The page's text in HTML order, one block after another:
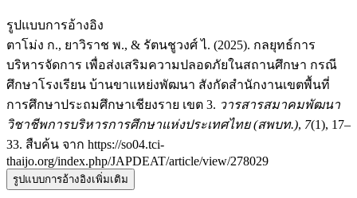
รูปแบบการอ้างอิง
ตาโม่ง ก., ยาวิราช พ., & รัตนชูวงศ์ ไ. (2025). กลยุทธ์การ
บริหารจัดการ เพื่อส่งเสริมความปลอดภัยในสถานศึกษา กรณี
ศึกษาโรงเรียน บ้านขาแหย่งพัฒนา สังกัดสำนักงานเขตพื้นที่
การศึกษาประถมศึกษาเชียงราย เขต 3. วารสารสมาคมพัฒนา
วิชาชีพการบริหารการศึกษาแห่งประเทศไทย (สพบท.), 7(1), 17–
33. สืบค้น จาก https://so04.tci-
thaijo.org/index.php/JAPDEAT/article/view/278029
รูปแบบการอ้างอิงเพิ่มเติม